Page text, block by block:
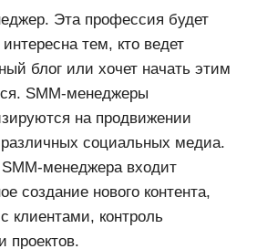
Эта профессия будет
тем, кто ведет
блог или хочет начать этим
SMM-менеджеры
на продвижении
социальных медиа.
менеджера входит
создание нового контента,
клиентами, контроль
проектов.